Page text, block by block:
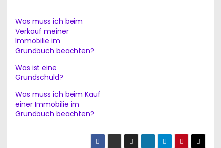
Was muss ich beim
Verkauf meiner
Immobilie im
Grundbuch beachten?
Was ist eine
Grundschuld?
Was muss ich beim Kauf
einer Immobilie im
Grundbuch beachten?